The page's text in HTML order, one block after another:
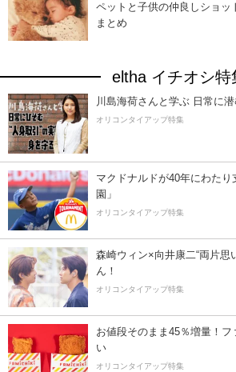
ペットと子供の仲良しショッ
まとめ
eltha イチオシ特
川島海荷さんと学ぶ 日常に
オリコンタイアップ特集
マクドナルドが40年にわた
園」
オリコンタイアップ特集
森崎ウィン×向井康二“両片思
ん！
オリコンタイアップ特集
お値段そのまま45％増量！
い
オリコンタイアップ特集